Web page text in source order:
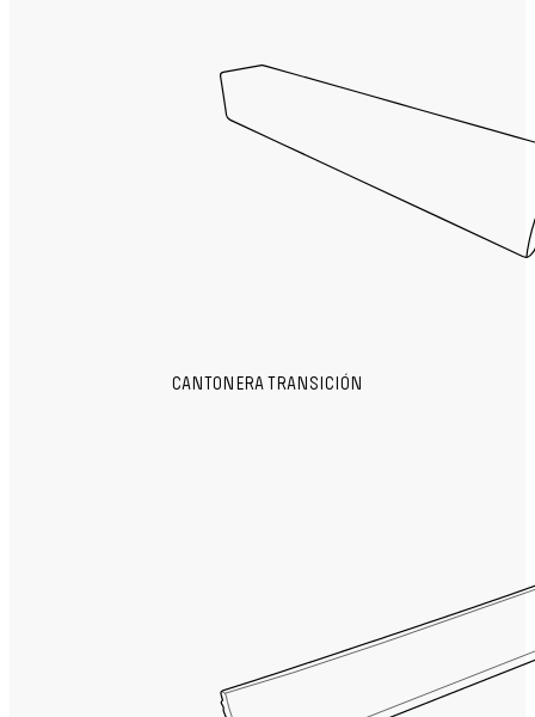
CANTONERA TRANSICIÓN